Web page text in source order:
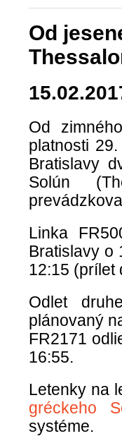
Od
Od
platnosti
Bratislavy
Solún
Linka
Bratislavy o
12:15 (prílet
Odlet
plánovaný
FR2171
16:55.
Letenky na
gréckeho
systéme.